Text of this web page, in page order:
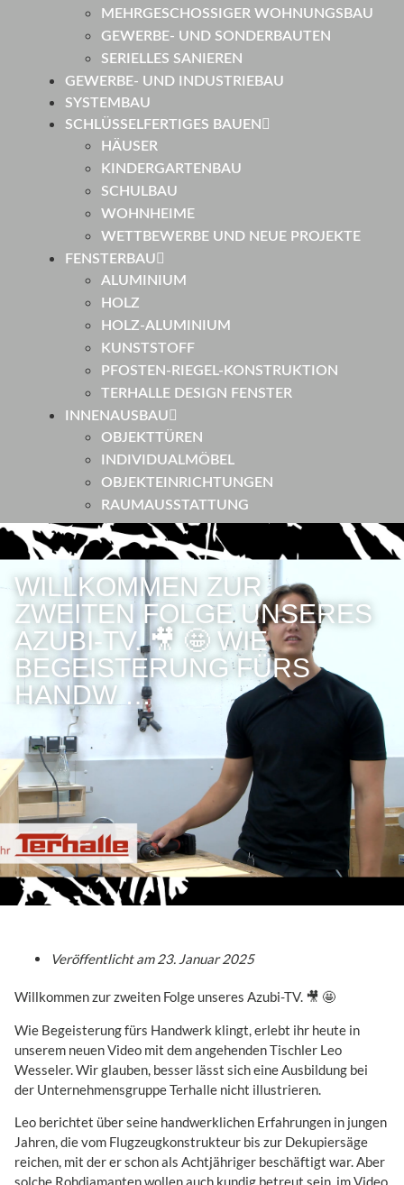
MEHRGESCHOSSIGER WOHNUNGSBAU
GEWERBE- UND SONDERBAUTEN
SERIELLES SANIEREN
GEWERBE- UND INDUSTRIEBAU
SYSTEMBAU
SCHLÜSSELFERTIGES BAUEN
HÄUSER
KINDERGARTENBAU
SCHULBAU
WOHNHEIME
WETTBEWERBE UND NEUE PROJEKTE
FENSTERBAU
ALUMINIUM
HOLZ
HOLZ-ALUMINIUM
KUNSTSTOFF
PFOSTEN-RIEGEL-KONSTRUKTION
TERHALLE DESIGN FENSTER
INNENAUSBAU
OBJEKTTÜREN
INDIVIDUALMÖBEL
OBJEKTEINRICHTUNGEN
RAUMAUSSTATTUNG
WILLKOMMEN ZUR
ZWEITEN FOLGE UNSERES
AZUBI-TV. 🎥 🤩 WIE
BEGEISTERUNG FÜRS
HANDW …
Veröffentlicht am23. Januar 2025
Willkommen zur zweiten Folge unseres Azubi-TV. 🎥 🤩
Wie Begeisterung fürs Handwerk klingt, erlebt ihr heute in
unserem neuen Video mit dem angehenden Tischler Leo
Wesseler. Wir glauben, besser lässt sich eine Ausbildung bei
der Unternehmensgruppe Terhalle nicht illustrieren.
Leo berichtet über seine handwerklichen Erfahrungen in jungen
Jahren, die vom Flugzeugkonstrukteur bis zur Dekupiersäge
reichen, mit der er schon als Achtjähriger beschäftigt war. Aber
solche Rohdiamanten wollen auch kundig betreut sein, im Video